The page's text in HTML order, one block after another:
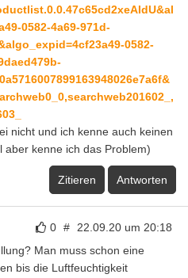
0582-4a69-971d-
0582-
nicht und ich kenne auch keinen
aber kenne ich das Problem)
Zitieren Antworten
0 # 22.09.20 um 20:18
Man muss schon eine
bis die Luftfeuchtigkeit